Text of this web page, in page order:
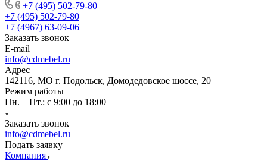
+7 (495) 502-79-80
+7 (495) 502-79-80
+7 (4967) 63-09-06
Заказать звонок
E-mail
info@cdmebel.ru
Адрес
142116, МО г. Подольск, Домодедовское шоссе, 20
Режим работы
Пн. – Пт.: с 9:00 до 18:00
Заказать звонок
info@cdmebel.ru
Подать заявку
Компания